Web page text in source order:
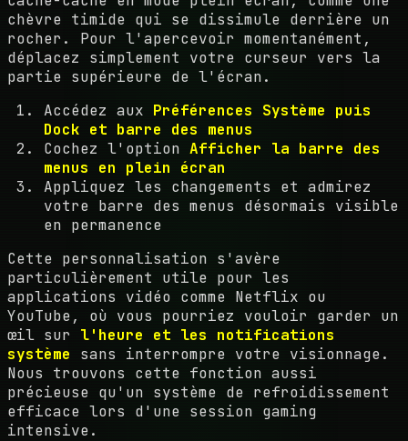
chèvre timide qui se dissimule derrière un
rocher. Pour l'apercevoir momentanément,
déplacez simplement votre curseur vers la
partie supérieure de l'écran.
Accédez aux Préférences Système puis
Dock et barre des menus
Cochez l'option Afficher la barre des
menus en plein écran
Appliquez les changements et admirez
votre barre des menus désormais visible
en permanence
Cette personnalisation s'avère
particulièrement utile pour les
applications vidéo comme Netflix ou
YouTube, où vous pourriez vouloir garder un
œil sur l'heure et les notifications
système sans interrompre votre visionnage.
Nous trouvons cette fonction aussi
précieuse qu'un système de refroidissement
efficace lors d'une session gaming
intensive.